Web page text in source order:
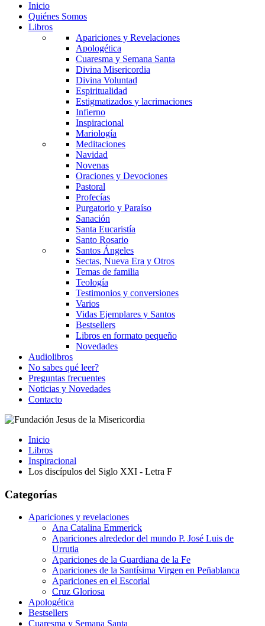
Inicio
Quiénes Somos
Libros
Apariciones y Revelaciones
Apologética
Cuaresma y Semana Santa
Divina Misericordia
Divina Voluntad
Espiritualidad
Estigmatizados y lacrimaciones
Infierno
Inspiracional
Mariología
Meditaciones
Navidad
Novenas
Oraciones y Devociones
Pastoral
Profecías
Purgatorio y Paraíso
Sanación
Santa Eucaristía
Santo Rosario
Santos Ángeles
Sectas, Nueva Era y Otros
Temas de familia
Teología
Testimonios y conversiones
Varios
Vidas Ejemplares y Santos
Bestsellers
Libros en formato pequeño
Novedades
Audiolibros
No sabes qué leer?
Preguntas frecuentes
Noticias y Novedades
Contacto
Inicio
Libros
Inspiracional
Los discípulos del Siglo XXI - Letra F
Categorías
Apariciones y revelaciones
Ana Catalina Emmerick
Apariciones alrededor del mundo P. José Luis de
Urrutia
Apariciones de la Guardiana de la Fe
Apariciones de la Santísima Virgen en Peñablanca
Apariciones en el Escorial
Cruz Gloriosa
Apologética
Bestsellers
Cuaresma y Semana Santa